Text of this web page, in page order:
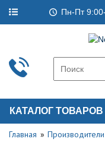
Пн-Пт
КАТАЛОГ ТОВАРОВ
Главная Производители